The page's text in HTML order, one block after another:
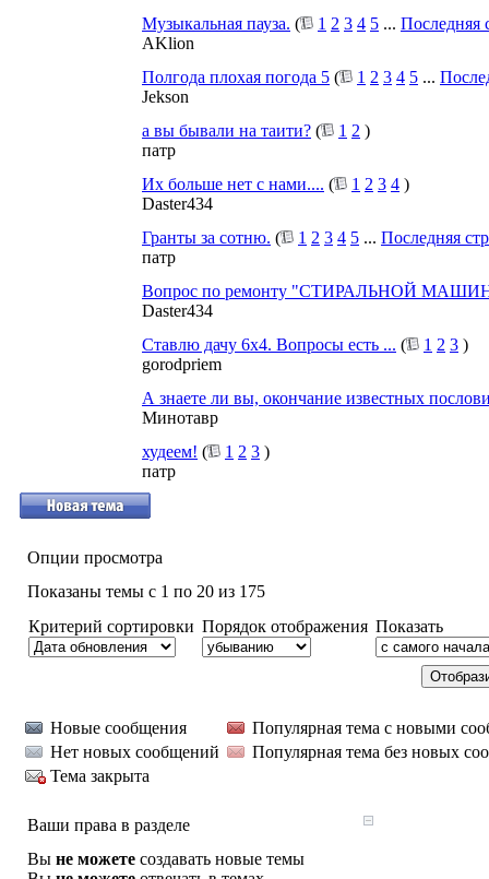
Музыкальная пауза. ( 1 2 3 4 5 ... Последняя
AKlion
Полгода плохая погода 5 ( 1 2 3 4 5 ...
Jekson
а вы бывали на таити? ( 1 2 )
патр
Их больше нет с нами.... ( 1 2 3 4 )
Daster434
Гранты за сотню. ( 1 2 3 4 5 ... Последняя
патр
Вопрос по ремонту "СТИРАЛЬНОЙ
Daster434
Ставлю дачу 6x4. Вопросы есть ... ( 1 2 3 )
gorodpriem
А знаете ли вы, окончание известных
Минотавр
худеем! ( 1 2 3 )
патр
Опции просмотра
Показаны темы с 1 по 20 из 175
Критерий сортировки Порядок отображения Показать
Новые сообщения
Популярная тема с новыми
Нет новых сообщений
Популярная тема без новых
Тема закрыта
Ваши права в разделе
Вы не можете создавать новые темы